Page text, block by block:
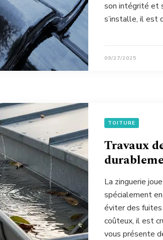
son intégrité et
s’installe, il est
09/27/2025
TOITURE
Travaux
La zinguerie
spécialement
éviter des fuites
coûteux, il est
vous présente